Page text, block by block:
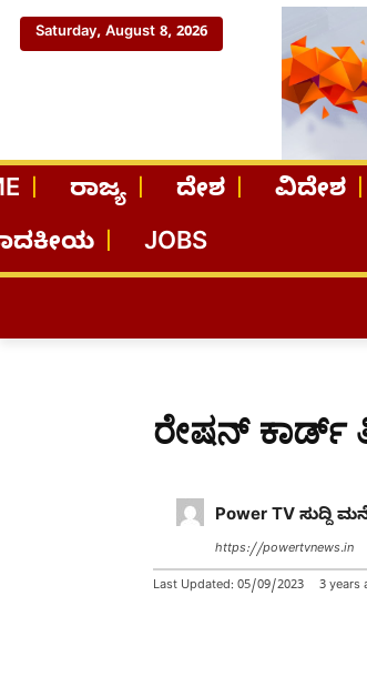
Saturday, August 8, 2026
ರಾಜ್ಯ ದೇಶ ವಿದೇಶ
JOBS
ರೇಷನ್ ಕಾರ್ಡ್‌
Power TV ಸುದ್ದಿ
https://powertvnews.in
Last Updated: 05/09/2023 3 years